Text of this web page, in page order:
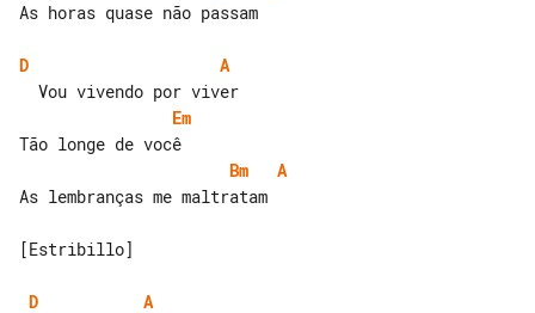
As horas quase não passam
D
A
Em
Bm
A
As lembranças me maltratam
[Estribillo]
D A